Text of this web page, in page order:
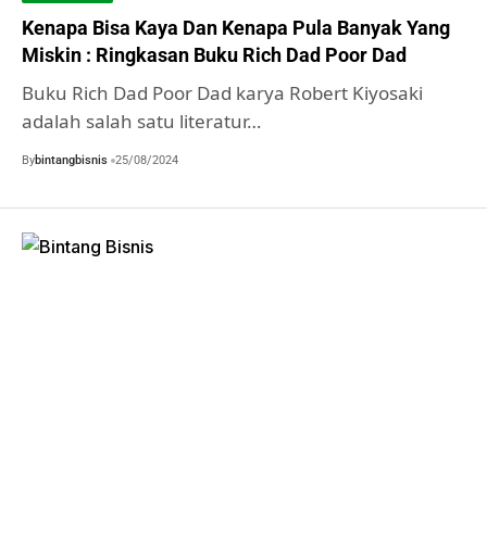
Kenapa Bisa Kaya Dan Kenapa Pula Banyak Yang
Miskin : Ringkasan Buku Rich Dad Poor Dad
Buku Rich Dad Poor Dad karya Robert Kiyosaki
adalah salah satu literatur…
Bybintangbisnis 25/08/2024